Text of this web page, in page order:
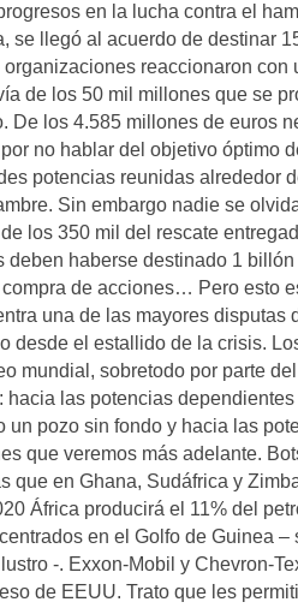
en la lucha contra el
se llegó al acuerdo de destinar
organizaciones reaccionaron
de los 50 mil millones que se
De los 4.585 millones de euros
no hablar del objetivo óptimo
potencias reunidas alrededor
Sin embargo nadie se
los 350 mil del rescate
deben haberse destinado 1
de acciones… Pero esto
una de las mayores
desde el estallido de la crisis.
mundial, sobretodo por parte
hacia las potencias
un pozo sin fondo y hacia las
que veremos más adelante.
que en Ghana, Sudáfrica y
África producirá el 11% del
en el Golfo de Guinea
-. Exxon-Mobil y Chevron-
de EEUU. Trato que les